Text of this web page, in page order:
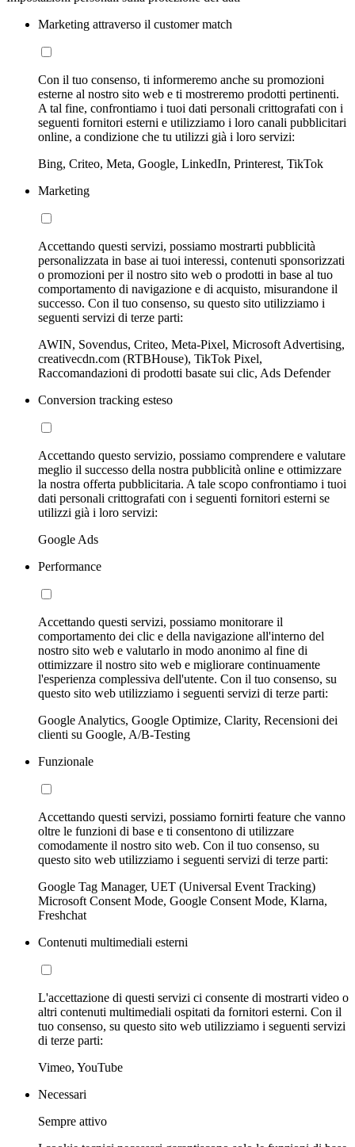
Marketing attraverso il customer match
Con il tuo consenso, ti informeremo anche su promozioni
esterne al nostro sito web e ti mostreremo prodotti pertinenti.
A tal fine, confrontiamo i tuoi dati personali crittografati con i
seguenti fornitori esterni e utilizziamo i loro canali pubblicitari
online, a condizione che tu utilizzi già i loro servizi:
Bing, Criteo, Meta, Google, LinkedIn, Printerest, TikTok
Marketing
Accettando questi servizi, possiamo mostrarti pubblicità
personalizzata in base ai tuoi interessi, contenuti sponsorizzati
o promozioni per il nostro sito web o prodotti in base al tuo
comportamento di navigazione e di acquisto, misurandone il
successo. Con il tuo consenso, su questo sito utilizziamo i
seguenti servizi di terze parti:
AWIN, Sovendus, Criteo, Meta-Pixel, Microsoft Advertising,
creativecdn.com (RTBHouse), TikTok Pixel,
Raccomandazioni di prodotti basate sui clic, Ads Defender
Conversion tracking esteso
Accettando questo servizio, possiamo comprendere e valutare
meglio il successo della nostra pubblicità online e ottimizzare
la nostra offerta pubblicitaria. A tale scopo confrontiamo i tuoi
dati personali crittografati con i seguenti fornitori esterni se
utilizzi già i loro servizi:
Google Ads
Performance
Accettando questi servizi, possiamo monitorare il
comportamento dei clic e della navigazione all'interno del
nostro sito web e valutarlo in modo anonimo al fine di
ottimizzare il nostro sito web e migliorare continuamente
l'esperienza complessiva dell'utente. Con il tuo consenso, su
questo sito web utilizziamo i seguenti servizi di terze parti:
Google Analytics, Google Optimize, Clarity, Recensioni dei
clienti su Google, A/B-Testing
Funzionale
Accettando questi servizi, possiamo fornirti feature che vanno
oltre le funzioni di base e ti consentono di utilizzare
comodamente il nostro sito web. Con il tuo consenso, su
questo sito web utilizziamo i seguenti servizi di terze parti:
Google Tag Manager, UET (Universal Event Tracking)
Microsoft Consent Mode, Google Consent Mode, Klarna,
Freshchat
Contenuti multimediali esterni
L'accettazione di questi servizi ci consente di mostrarti video o
altri contenuti multimediali ospitati da fornitori esterni. Con il
tuo consenso, su questo sito web utilizziamo i seguenti servizi
di terze parti:
Vimeo, YouTube
Necessari
Sempre attivo